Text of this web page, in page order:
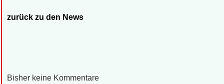
zurück zu den News
Bisher keine Kommentare